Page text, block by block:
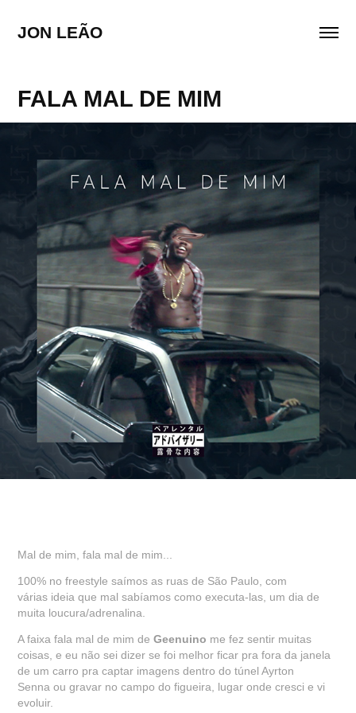
JON LEÃO
FALA MAL DE MIM
Mal de mim, fala mal de mim...
100% no freestyle saímos as ruas de São Paulo, com
várias ideia que mal sabíamos como executa-las, um dia de
muita loucura/adrenalina.
A faixa fala mal de mim deGeenuino me fez sentir muitas
coisas, e eu não sei dizer se foi melhor ficar pra fora da janela
de um carro pra captar imagens dentro do túnel Ayrton
Senna ou gravar no campo do figueira, lugar onde cresci e vi
evoluir.